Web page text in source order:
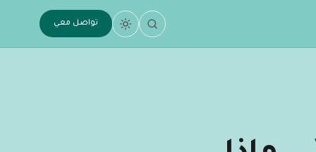
تواصل معي